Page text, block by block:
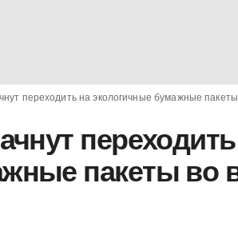
переходить на экологичные бумажные пакеты
пакеты во